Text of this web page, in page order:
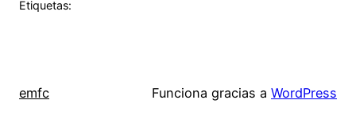
Etiquetas:
emfc Funciona gracias a WordPress